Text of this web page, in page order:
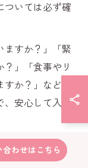
ついては必ず確
ますか？」「緊
」「食事やリ
か？」などが
、安心して入居
る場合は、生
に質問しまし
合わせはこちら